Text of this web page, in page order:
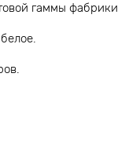
гаммы фабрики